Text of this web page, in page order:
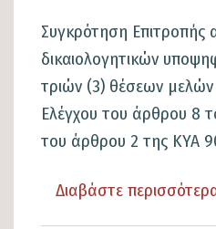
Συγκρότηση Επιτροπής
δικαιολογητικών
τριών (3) θέσεων μελών
Ελέγχου του άρθρου 8
του άρθρου 2 της ΚΥΑ
Διαβάστε